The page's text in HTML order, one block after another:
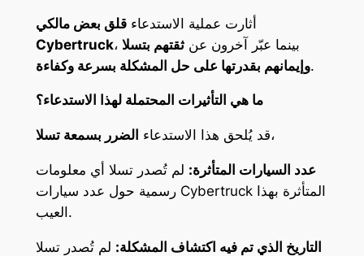
أثارت عملية الاستدعاءقلق بعض مالكي
Cybertruck
، بينما عبّر آخرون عنثقتهم بتسلا
وإيمانهم بقدرتها على حل المشكلة بسرعة وكفاءة.
ما هي التأثيرات المحتملة لهذا الاستدعاء؟
قد يُلحق هذا الاستدعاء الضرر بسمعة تسلا ،
عدد السيارات المتأثرة: لم تُصدر تسلا أي معلومات
رسمية حول عدد سيارات Cybertruck المتأثرة بهذا
العيب.
التاريخ الذي تم فيه اكتشاف المشكلة: لم تُصدر تسلا